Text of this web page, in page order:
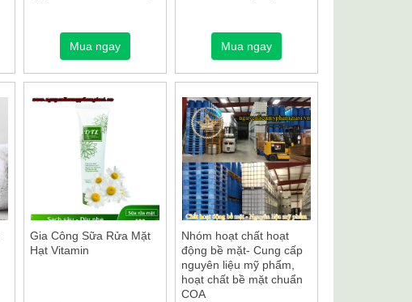
Mua ngay Mua ngay
Gia Công Sữa Rửa Mặt
Hạt Vitamin
Nhóm hoạt chất hoạt
động bề mặt- Cung cấp
nguyên liệu mỹ phẩm,
hoạt chất bề mặt chuẩn
COA